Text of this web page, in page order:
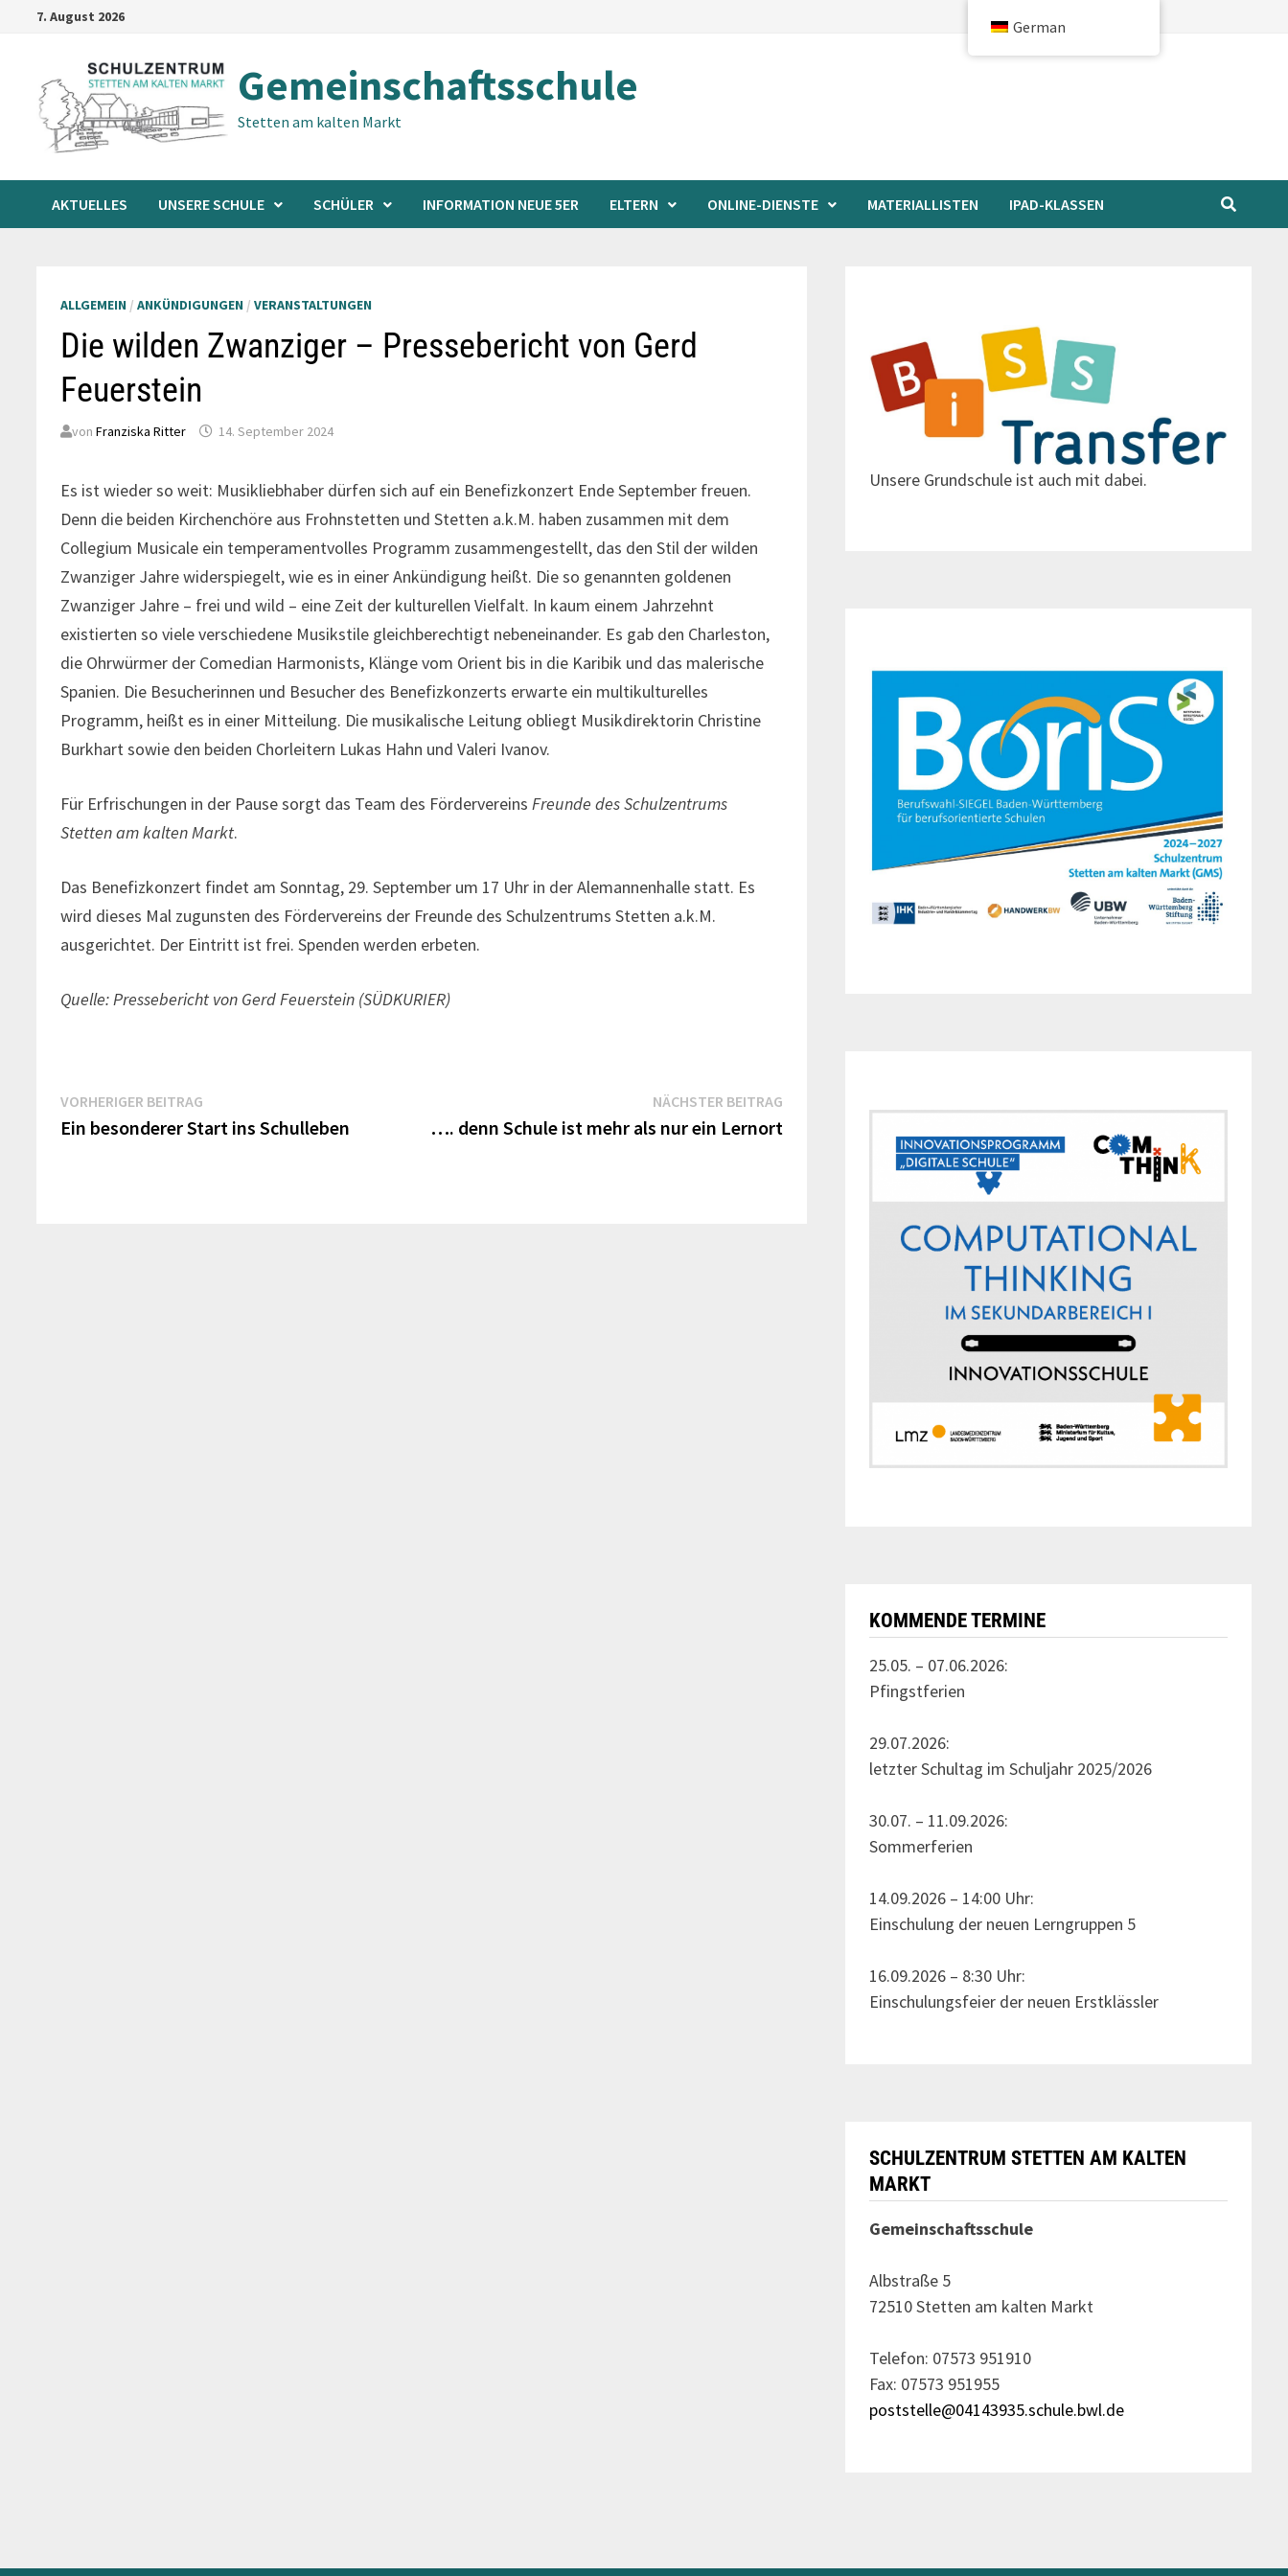
7. August 2026
Gemeinschaftsschule
Stetten am kalten Markt
AKTUELLES UNSERE SCHULE SCHÜLER INFORMATION NEUE 5ER ELTERN ONLINE-DIENSTE MATERIALLISTEN IPAD-KLASSEN
ALLGEMEIN /ANKÜNDIGUNGEN /VERANSTALTUNGEN
Die wilden Zwanziger – Pressebericht von Gerd
Feuerstein
vonFranziska Ritter 14. September 2024
Es ist wieder so weit: Musikliebhaber dürfen sich auf ein Benefizkonzert Ende September freuen.
Denn die beiden Kirchenchöre aus Frohnstetten und Stetten a.k.M. haben zusammen mit dem
Collegium Musicale ein temperamentvolles Programm zusammengestellt, das den Stil der wilden
Zwanziger Jahre widerspiegelt, wie es in einer Ankündigung heißt. Die so genannten goldenen
Zwanziger Jahre – frei und wild – eine Zeit der kulturellen Vielfalt. In kaum einem Jahrzehnt
existierten so viele verschiedene Musikstile gleichberechtigt nebeneinander. Es gab den Charleston,
die Ohrwürmer der Comedian Harmonists, Klänge vom Orient bis in die Karibik und das malerische
Spanien. Die Besucherinnen und Besucher des Benefizkonzerts erwarte ein multikulturelles
Programm, heißt es in einer Mitteilung. Die musikalische Leitung obliegt Musikdirektorin Christine
Burkhart sowie den beiden Chorleitern Lukas Hahn und Valeri Ivanov.
Für Erfrischungen in der Pause sorgt das Team des Fördervereins Freunde des Schulzentrums
Stetten am kalten Markt.
Das Benefizkonzert findet am Sonntag, 29. September um 17 Uhr in der Alemannenhalle statt. Es
wird dieses Mal zugunsten des Fördervereins der Freunde des Schulzentrums Stetten a.k.M.
ausgerichtet. Der Eintritt ist frei. Spenden werden erbeten.
Quelle: Pressebericht von Gerd Feuerstein (SÜDKURIER)
Beitrags-
Navigation
VORHERIGER BEITRAG
Beitrag:
Ein besonderer Start ins Schulleben
NÄCHSTER BEITRAG
…. denn Schule ist mehr als nur ein Lernort
Unsere Grundschule ist auch mit dabei.
KOMMENDE TERMINE
25.05. – 07.06.2026:
Pfingstferien
29.07.2026:
letzter Schultag im Schuljahr 2025/2026
30.07. – 11.09.2026:
Sommerferien
14.09.2026 – 14:00 Uhr:
Einschulung der neuen Lerngruppen 5
16.09.2026 – 8:30 Uhr:
Einschulungsfeier der neuen Erstklässler
SCHULZENTRUM STETTEN AM KALTEN
MARKT
Gemeinschaftsschule
Albstraße 5
72510 Stetten am kalten Markt
Telefon: 07573 951910
Fax: 07573 951955
poststelle@04143935.schule.bwl.de
German